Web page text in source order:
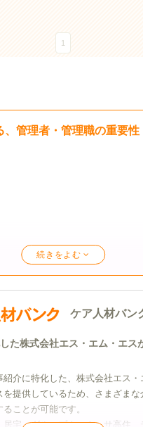
1
、管理者・管理職の重要性
ケア人材バン
た株式会社エス・エム・エス
介に特化した、株式会社エス・
を提供しているため、さまざま
ことが可能です。
宅、グループホーム、サ高住、